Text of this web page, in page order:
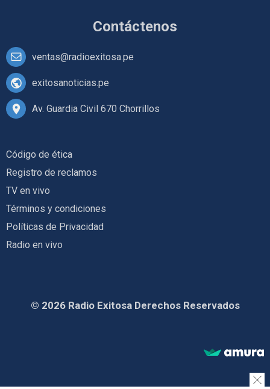
Contáctenos
ventas@radioexitosa.pe
exitosanoticias.pe
Av. Guardia Civil 670 Chorrillos
Código de ética
Registro de reclamos
TV en vivo
Términos y condiciones
Políticas de Privacidad
Radio en vivo
© 2026 Radio Exitosa Derechos Reservados